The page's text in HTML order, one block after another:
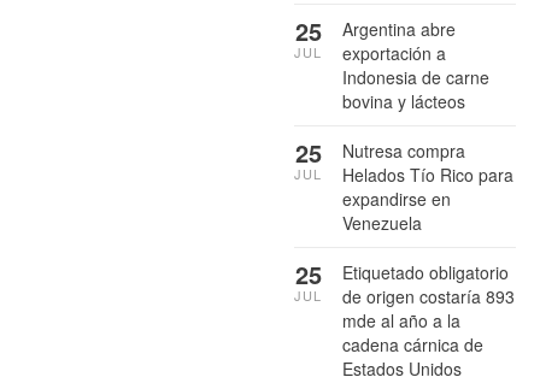
Argentina abre
exportación a
Indonesia de carne
bovina y lácteos
25
JUL
Nutresa compra
Helados Tío Rico para
expandirse en
Venezuela
25
JUL
Etiquetado obligatorio
de origen costaría 893
mde al año a la
cadena cárnica de
Estados Unidos
25
JUL